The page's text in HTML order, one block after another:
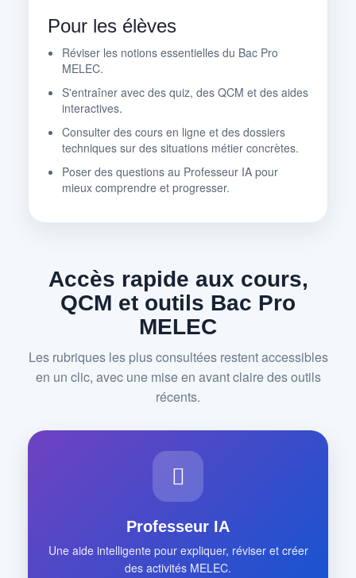
Pour les élèves
Réviser les notions essentielles du Bac Pro
MELEC.
S'entraîner avec des quiz, des QCM et des aides
interactives.
Consulter des cours en ligne et des dossiers
techniques sur des situations métier concrètes.
Poser des questions au Professeur IA pour
mieux comprendre et progresser.
Accès rapide aux cours,
QCM et outils Bac Pro
MELEC
Les rubriques les plus consultées restent accessibles
en un clic, avec une mise en avant claire des outils
récents.
Professeur IA
Une aide intelligente pour expliquer, réviser et créer
des activités MELEC.